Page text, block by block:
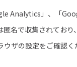
Analytics」、「
名で収集されており
ザの設定をご確認く